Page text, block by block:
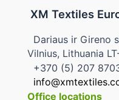
XM Textiles
Dariaus ir Gireno
Vilnius, Lithuania
+370 (5) 207
Office locations